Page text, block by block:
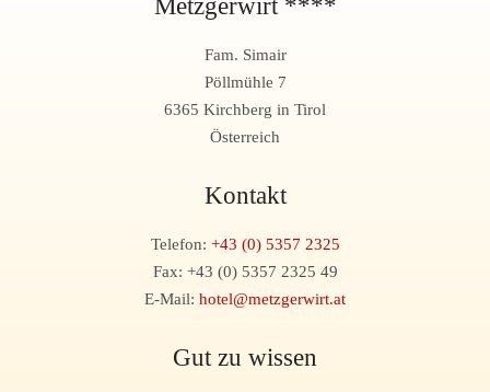
Fam. Simair
Pöllmühle 7
6365 Kirchberg in Tirol
Österreich
Kontakt
Telefon: +43 (0) 5357 2325
Fax: +43 (0) 5357 2325 49
E-Mail: hotel@metzgerwirt.at
Gut zu wissen